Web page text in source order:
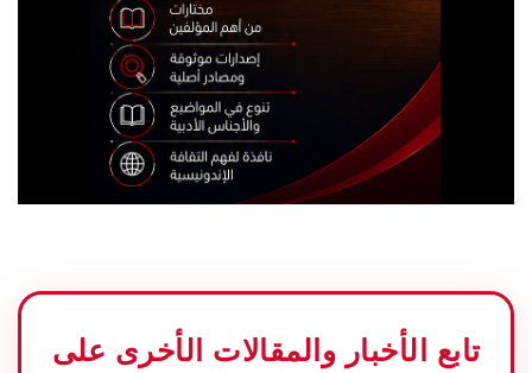
تابع الأخبار والمقالات الأخرى على